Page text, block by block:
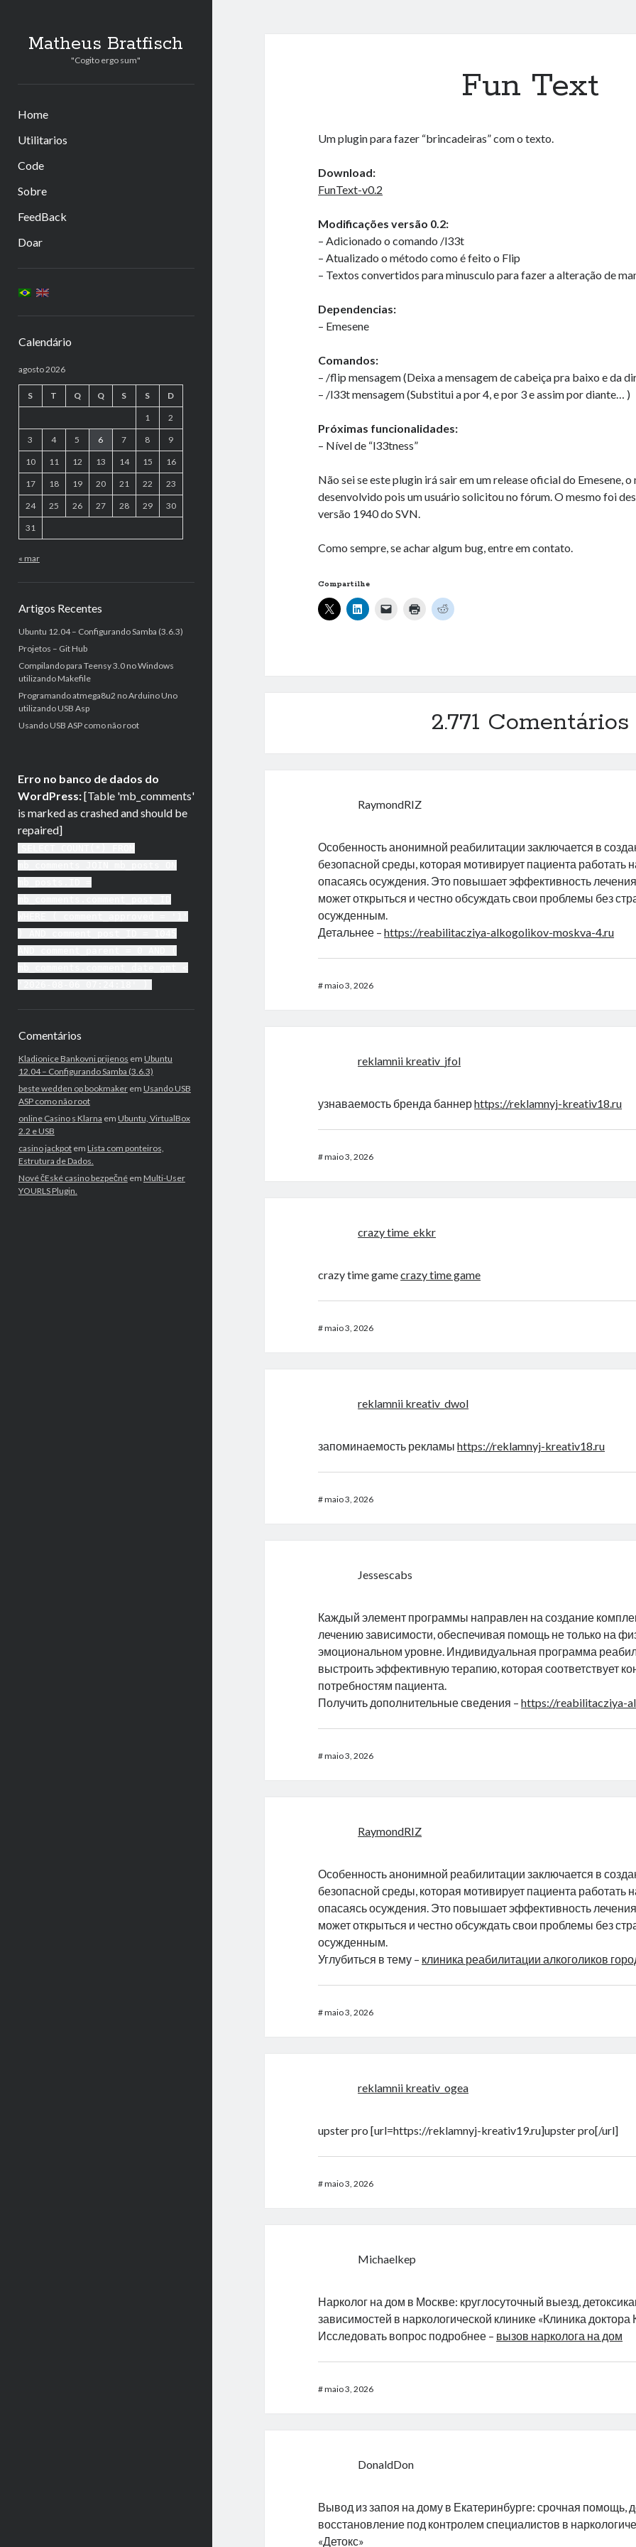
Matheus Bratfisch
"Cogito ergo sum"
Home
Utilitarios
Code
Sobre
FeedBack
Doar
Lateral
Calendário
agosto 2026
S T Q Q S S D
1 2
3 4 5 6 7 8 9
10 11 12 13 14 15 16
17 18 19 20 21 22 23
24 25 26 27 28 29 30
31
« mar
Artigos Recentes
Ubuntu 12.04 – Configurando Samba (3.6.3)
Projetos – Git Hub
Compilando para Teensy 3.0 no Windows
utilizando Makefile
Programando atmega8u2 no Arduino Uno
utilizando USB Asp
Usando USB ASP como não root
Erro no banco de dados do
WordPress:[Table 'mb_comments'
is marked as crashed and should be
repaired]
Comentários
Kladionice Bankovni prijenos em Ubuntu
12.04 – Configurando Samba (3.6.3)
beste wedden op bookmakerem Usando USB
ASP como não root
online Casino s Klarna em Ubuntu, VirtualBox
2.2 e USB
casino jackpotem Lista com ponteiros,
Estrutura de Dados.
Nové čEské casino bezpečnéem Multi-User
YOURLS Plugin.
Fun Text
Um plugin para fazer “brincadeiras” com o texto.
Download:
FunText-v0.2
Modificações versão 0.2:
– Adicionado o comando /l33t
– Atualizado o método como é feito o Flip
– Textos convertidos para minusculo para fazer a alteração de
Dependencias:
– Emesene
Comandos:
– /flip mensagem (Deixa a mensagem de cabeiça pra baixo e da
– /l33t mensagem (Substitui a por 4, e por 3 e assim por diante… )
Próximas funcionalidades:
– Nível de “l33tness”
Não sei se este plugin irá sair em um release oficial do Emesene,
desenvolvido pois um usuário solicitou no fórum. O mesmo foi
versão 1940 do SVN.
Como sempre, se achar algum bug, entre em contato.
Compartilhe
2.771 Comentários
RaymondRIZ
Особенность анонимной реабилитации заключается в
безопасной среды, которая мотивирует пациента работать
опасаясь осуждения. Это повышает эффективность
может открыться и честно обсуждать свои проблемы без
осужденным.
Детальнее –https://reabilitacziya-alkogolikov-moskva-4.ru
#maio 3, 2026
reklamnii kreativ_jfol
узнаваемость бренда баннерhttps://reklamnyj-kreativ18.ru
#maio 3, 2026
crazy time_ekkr
crazy time gamecrazy time game
#maio 3, 2026
reklamnii kreativ_dwol
запоминаемость рекламыhttps://reklamnyj-kreativ18.ru
#maio 3, 2026
Jessescabs
Каждый элемент программы направлен на создание
лечению зависимости, обеспечивая помощь не только на
эмоциональном уровне. Индивидуальная программа
выстроить эффективную терапию, которая соответствует
потребностям пациента.
Получить дополнительные сведения –https://reabilitacziya-
#maio 3, 2026
RaymondRIZ
Особенность анонимной реабилитации заключается в
безопасной среды, которая мотивирует пациента работать
опасаясь осуждения. Это повышает эффективность
может открыться и честно обсуждать свои проблемы без
осужденным.
Углубиться в тему – клиника реабилитации алкоголиков
#maio 3, 2026
reklamnii kreativ_ogea
upster pro [url=https://reklamnyj-kreativ19.ru]upster pro[/url]
#maio 3, 2026
Michaelkep
Нарколог на дом в Москве: круглосуточный выезд,
зависимостей в наркологической клинике «Клиника
Исследовать вопрос подробнее – вызов нарколога на дом
#maio 3, 2026
DonaldDon
Вывод из запоя на дому в Екатеринбурге: срочная помощь,
восстановление под контролем специалистов в
«Детокс»